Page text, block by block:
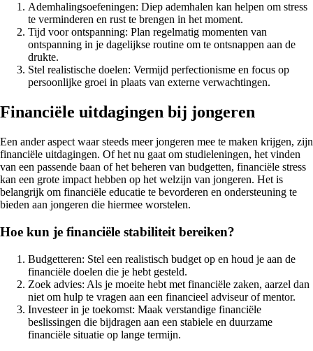
Ademhalingsoefeningen: Diep ademhalen kan helpen om stress
te verminderen en rust te brengen in het moment.
Tijd voor ontspanning: Plan regelmatig momenten van
ontspanning in je dagelijkse routine om te ontsnappen aan de
drukte.
Stel realistische doelen: Vermijd perfectionisme en focus op
persoonlijke groei in plaats van externe verwachtingen.
Financiële uitdagingen bij jongeren
Een ander aspect waar steeds meer jongeren mee te maken krijgen, zijn
financiële uitdagingen. Of het nu gaat om studieleningen, het vinden
van een passende baan of het beheren van budgetten, financiële stress
kan een grote impact hebben op het welzijn van jongeren. Het is
belangrijk om financiële educatie te bevorderen en ondersteuning te
bieden aan jongeren die hiermee worstelen.
Hoe kun je financiële stabiliteit bereiken?
Budgetteren: Stel een realistisch budget op en houd je aan de
financiële doelen die je hebt gesteld.
Zoek advies: Als je moeite hebt met financiële zaken, aarzel dan
niet om hulp te vragen aan een financieel adviseur of mentor.
Investeer in je toekomst: Maak verstandige financiële
beslissingen die bijdragen aan een stabiele en duurzame
financiële situatie op lange termijn.